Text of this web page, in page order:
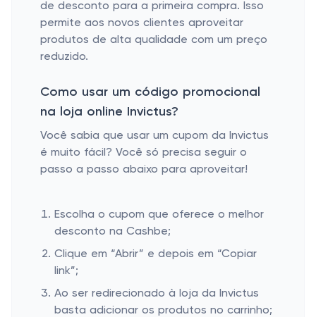
de desconto para a primeira compra. Isso
permite aos novos clientes aproveitar
produtos de alta qualidade com um preço
reduzido.
Como usar um código promocional
na loja online Invictus?
Você sabia que usar um cupom da Invictus
é muito fácil? Você só precisa seguir o
passo a passo abaixo para aproveitar!
Escolha o cupom que oferece o melhor
desconto na Cashbe;
Clique em “Abrir” e depois em “Copiar
link”;
Ao ser redirecionado à loja da Invictus
basta adicionar os produtos no carrinho;